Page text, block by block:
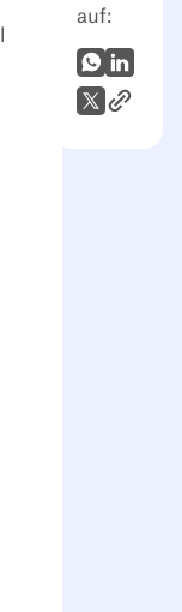
auf:
WhatsApp
X (Twitter)
Link